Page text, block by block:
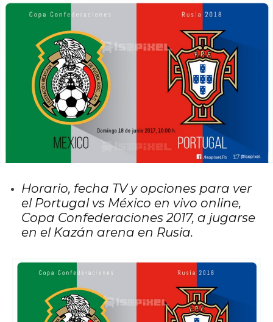
Horario, fecha TV y opciones para ver
el Portugal vs México en vivo online,
Copa Confederaciones 2017, a jugarse
en el Kazán arena en Rusia.